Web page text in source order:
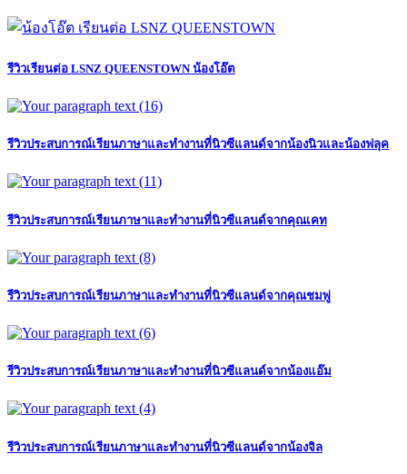
รีวิวเรียนต่อ LSNZ QUEENSTOWN น้องโอ๊ต
รีวิวประสบการณ์เรียนภาษาและทำงานที่นิวซีแลนด์จากน้องนิวและน้องฟลุค
รีวิวประสบการณ์เรียนภาษาและทำงานที่นิวซีแลนด์จากคุณเคท
รีวิวประสบการณ์เรียนภาษาและทำงานที่นิวซีแลนด์จากคุณชมพู่
รีวิวประสบการณ์เรียนภาษาและทำงานที่นิวซีแลนด์จากน้องแอ๊ม
รีวิวประสบการณ์เรียนภาษาและทำงานที่นิวซีแลนด์จากน้องจิล